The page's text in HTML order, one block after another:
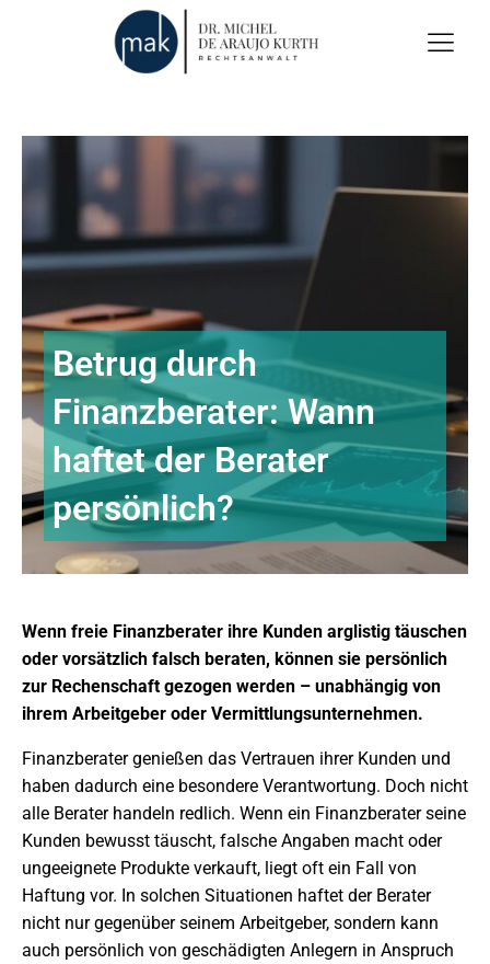
Betrug durch
Finanzberater: Wann
haftet der Berater
persönlich?
Wenn freie Finanzberater ihre Kunden arglistig täuschen
oder vorsätzlich falsch beraten, können sie persönlich
zur Rechenschaft gezogen werden – unabhängig von
ihrem Arbeitgeber oder Vermittlungsunternehmen.
Finanzberater genießen das Vertrauen ihrer Kunden und
haben dadurch eine besondere Verantwortung. Doch nicht
alle Berater handeln redlich. Wenn ein Finanzberater seine
Kunden bewusst täuscht, falsche Angaben macht oder
ungeeignete Produkte verkauft, liegt oft ein Fall von
Haftung vor. In solchen Situationen haftet der Berater
nicht nur gegenüber seinem Arbeitgeber, sondern kann
auch persönlich von geschädigten Anlegern in Anspruch